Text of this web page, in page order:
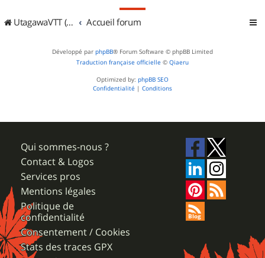
UtagawaVTT (Randos VTT et VTTAE avec traces GPS) Accueil forum
Développé par phpBB® Forum Software © phpBB Limited
Traduction française officielle © Qiaeru
Optimized by: phpBB SEO
Confidentialité | Conditions
Qui sommes-nous ?
Contact & Logos
Services pros
Mentions légales
Politique de
confidentialité
Consentement / Cookies
Stats des traces GPX